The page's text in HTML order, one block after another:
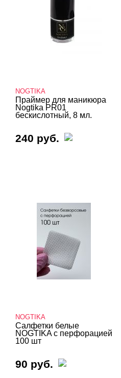
NOGTIKA
Праймер для маникюра
Nogtika PR01
бескислотный, 8 мл.
240 руб.
NOGTIKA
Салфетки белые
NOGTIKA с перфорацией
100 шт
90 руб.